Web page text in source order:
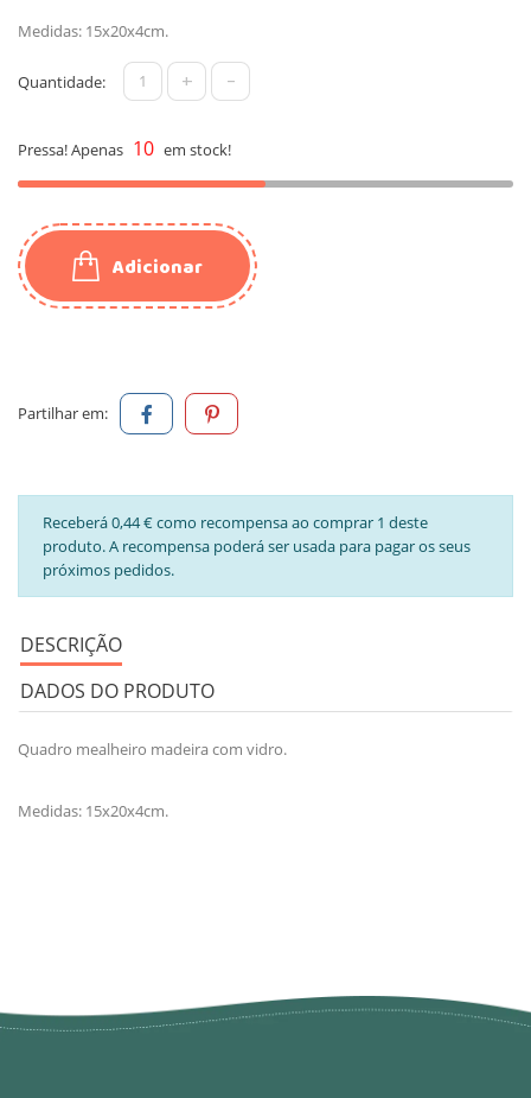
Medidas: 15x20x4cm.
Quantidade: + -
Pressa! Apenas 10 em stock!
Adicionar
Partilhar em:
Receberá 0,44 € como recompensa ao comprar 1 deste
produto. A recompensa poderá ser usada para pagar os seus
próximos pedidos.
DESCRIÇÃO
DADOS DO PRODUTO
Quadro mealheiro madeira com vidro.
Medidas: 15x20x4cm.